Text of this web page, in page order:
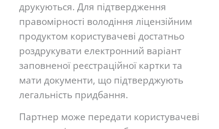
друкуються. Для підтвердження
правомірності володіння ліцензійним
продуктом користувачеві достатньо
роздрукувати електронний варіант
заповненої реєстраційної картки та
мати документи, що підтверджують
легальність придбання.
Партнер може передати користувачеві